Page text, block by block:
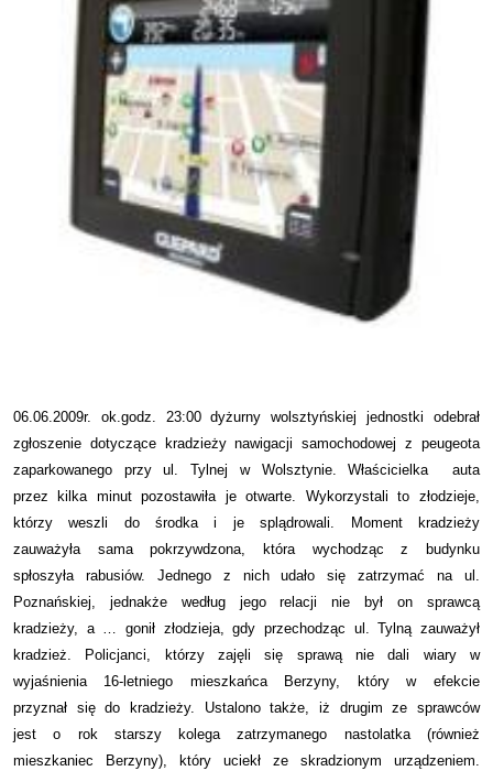
06.06.2009r. ok.godz. 23:00 dyżurny wolsztyńskiej jednostki odebrał
zgłoszenie dotyczące kradzieży nawigacji samochodowej z peugeota
zaparkowanego przy ul. Tylnej w Wolsztynie. Właścicielka auta
przez kilka minut pozostawiła je otwarte. Wykorzystali to złodzieje,
którzy weszli do środka i je splądrowali. Moment kradzieży
zauważyła sama pokrzywdzona, która wychodząc z budynku
spłoszyła rabusiów. Jednego z nich udało się zatrzymać na ul.
Poznańskiej, jednakże według jego relacji nie był on sprawcą
kradzieży, a … gonił złodzieja, gdy przechodząc ul. Tylną zauważył
kradzież. Policjanci, którzy zajęli się sprawą nie dali wiary w
wyjaśnienia 16-letniego mieszkańca Berzyny, który w efekcie
przyznał się do kradzieży. Ustalono także, iż drugim ze sprawców
jest o rok starszy kolega zatrzymanego nastolatka (również
mieszkaniec Berzyny), który uciekł ze skradzionym urządzeniem.